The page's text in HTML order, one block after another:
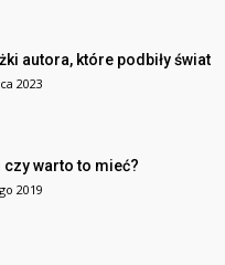
autora, które podbiły świat
2023
czy warto to mieć?
2019